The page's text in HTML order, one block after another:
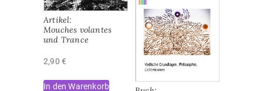
Artikel:
Mouches volantes
und Trance
2,90 €
In den Warenkorb